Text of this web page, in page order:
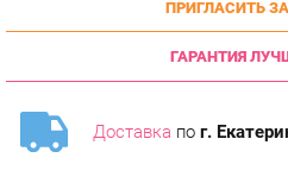
ГАРАНТИЯ
Доставкапог.